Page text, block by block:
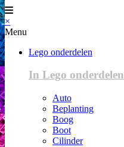
×
Menu
Lego onderdelen
In Lego onderdelen
Auto
Beplanting
Boog
Boot
Cilinder